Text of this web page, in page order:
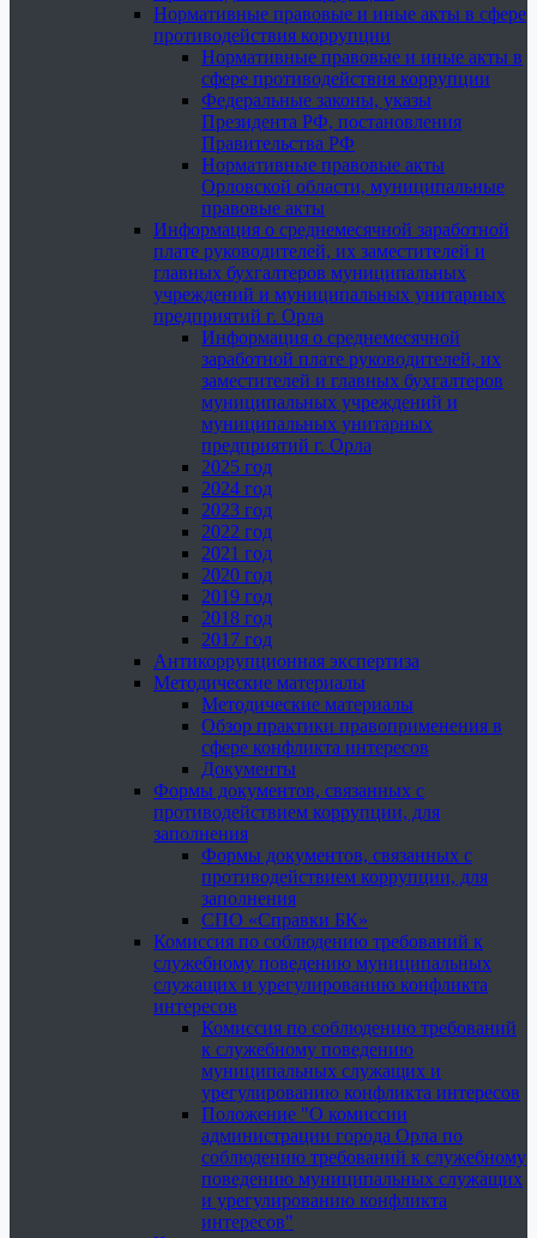
Нормативные правовые и иные акты в сфере
противодействия коррупции
Нормативные правовые и иные акты в
сфере противодействия коррупции
Федеральные законы, указы
Президента РФ, постановления
Правительства РФ
Нормативные правовые акты
Орловской области, муниципальные
правовые акты
Информация о среднемесячной заработной
плате руководителей, их заместителей и
главных бухгалтеров муниципальных
учреждений и муниципальных унитарных
предприятий г. Орла
Информация о среднемесячной
заработной плате руководителей, их
заместителей и главных бухгалтеров
муниципальных учреждений и
муниципальных унитарных
предприятий г. Орла
2025 год
2024 год
2023 год
2022 год
2021 год
2020 год
2019 год
2018 год
2017 год
Антикоррупционная экспертиза
Методические материалы
Методические материалы
Обзор практики правоприменения в
сфере конфликта интересов
Документы
Формы документов, связанных с
противодействием коррупции, для
заполнения
Формы документов, связанных с
противодействием коррупции, для
заполнения
СПО «Справки БК»
Комиссия по соблюдению требований к
служебному поведению муниципальных
служащих и урегулированию конфликта
интересов
Комиссия по соблюдению требований
к служебному поведению
муниципальных служащих и
урегулированию конфликта интересов
Положение "О комиссии
администрации города Орла по
соблюдению требований к служебному
поведению муниципальных служащих
и урегулированию конфликта
интересов"